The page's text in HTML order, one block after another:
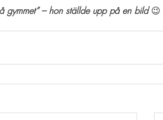
gymmet” – hon ställde upp på en bild 😉